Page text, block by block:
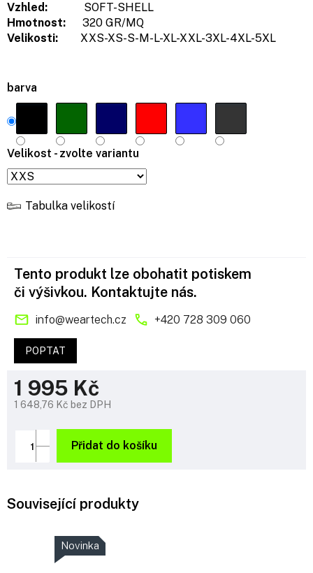
barva
Velikost - zvolte variantu
Tabulka velikostí
Vzhled:
SOFT-SHELL
Hmotnost:
320 GR/MQ
Velikosti:
XXS-XS-S-M-L-XL-XXL-3XL-4XL-5XL
1 995 Kč
1 648,76 Kč bez DPH
cena:
Přidat do košíku
Tento produkt lze obohatit potiskem
či výšivkou. Kontaktujte nás.
info@weartech.cz +420 728 309 060
POPTAT
Související produkty
Novinka